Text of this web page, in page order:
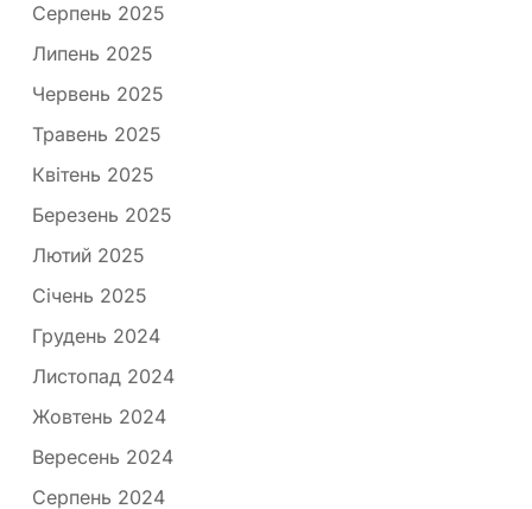
Серпень 2025
Липень 2025
Червень 2025
Травень 2025
Квітень 2025
Березень 2025
Лютий 2025
Січень 2025
Грудень 2024
Листопад 2024
Жовтень 2024
Вересень 2024
Серпень 2024